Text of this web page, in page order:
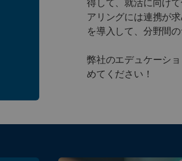
得して、就活に向け
アリングには連携が
を導入して、分野間
弊社のエデュケーシ
めてください！